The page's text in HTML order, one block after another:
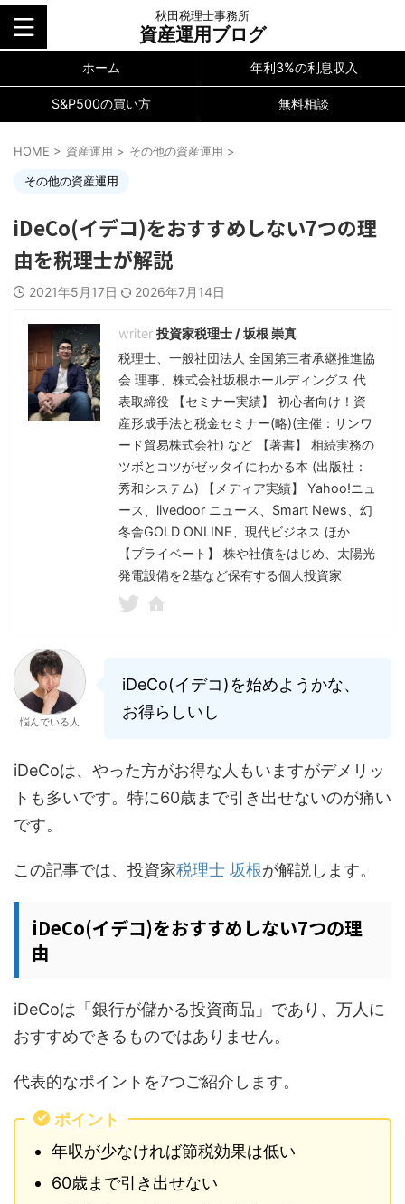
秋田税理士事務所
資産運用ブログ
ホーム 年利3%の利息収入
S&P500の買い方 無料相談
HOME > 資産運用 > その他の資産運用 >
その他の資産運用
iDeCo(イデコ)をおすすめしない7つの理
由を税理士が解説
2021年5月17日 2026年7月14日
投資家税理士 / 坂根 崇真
税理士、一般社団法人 全国第三者承継推進協
会 理事、株式会社坂根ホールディングス 代
表取締役 【セミナー実績】 初心者向け！資
産形成手法と税金セミナー(略)(主催：サンワ
ード貿易株式会社) など 【著書】 相続実務の
ツボとコツがゼッタイにわかる本 (出版社：
秀和システム) 【メディア実績】 Yahoo!ニュ
ース、livedoor ニュース、Smart News、幻
冬舎GOLD ONLINE、現代ビジネス ほか
【プライベート】 株や社債をはじめ、太陽光
発電設備を2基など保有する個人投資家
悩んでいる人
iDeCo(イデコ)を始めようかな、
お得らしいし
iDeCoは、やった方がお得な人もいますがデメリッ
トも多いです。特に60歳まで引き出せないのが痛い
です。
この記事では、投資家税理士 坂根が解説します。
iDeCo(イデコ)をおすすめしない7つの理
由
iDeCoは「銀行が儲かる投資商品」であり、万人に
おすすめできるものではありません。
代表的なポイントを7つご紹介します。
ポイント
年収が少なければ節税効果は低い
60歳まで引き出せない